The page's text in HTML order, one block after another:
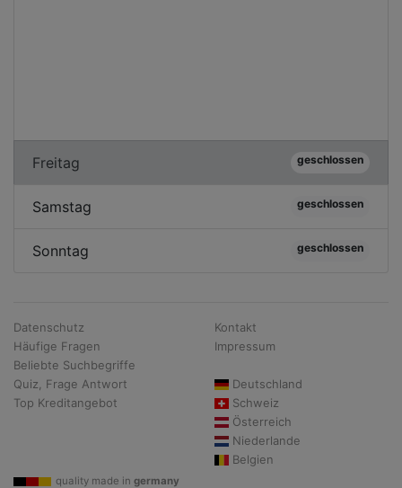
Freitag geschlossen
Samstag geschlossen
Sonntag geschlossen
Datenschutz
Häufige Fragen
Beliebte Suchbegriffe
Quiz, Frage Antwort
Top Kreditangebot
Kontakt
Impressum
Deutschland
Schweiz
Österreich
Niederlande
Belgien
quality made in germany